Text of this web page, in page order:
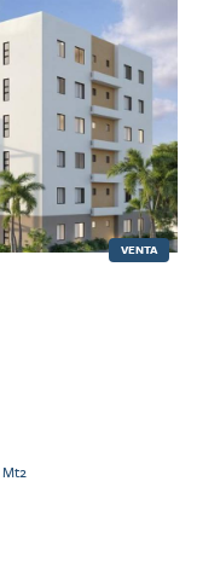
VENTA
Mt2